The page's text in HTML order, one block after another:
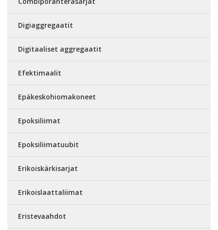
Digiaggregaatit
Digitaaliset aggregaatit
Efektimaalit
Epäkeskohiomakoneet
Epoksiliimat
Epoksiliimatuubit
Erikoiskärkisarjat
Erikoislaattaliimat
Eristevaahdot